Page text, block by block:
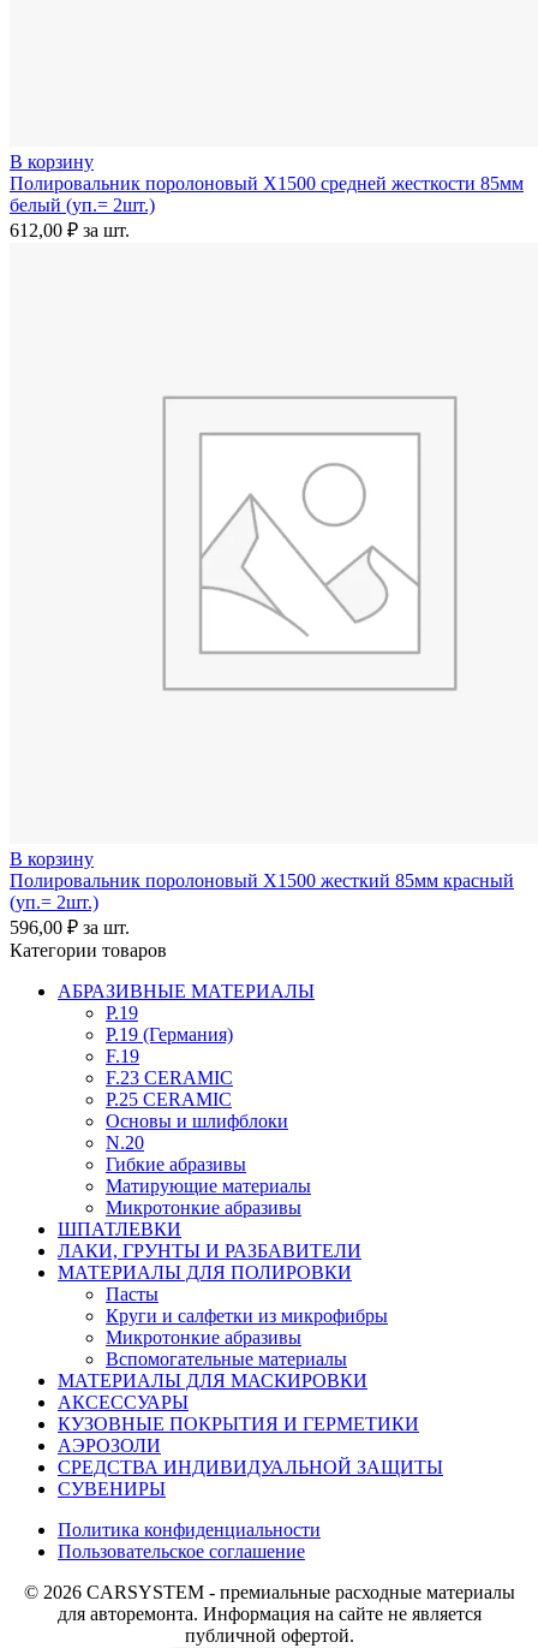
В корзину
Полировальник поролоновый X1500 средней жесткости 85мм
белый (уп.= 2шт.)
612,00 ₽ за шт.
В корзину
Полировальник поролоновый X1500 жесткий 85мм красный
(уп.= 2шт.)
596,00 ₽ за шт.
Категории товаров
АБРАЗИВНЫЕ МАТЕРИАЛЫ
P.19
P.19 (Германия)
F.19
F.23 CERAMIC
P.25 CERAMIC
Основы и шлифблоки
N.20
Гибкие абразивы
Матирующие материалы
Микротонкие абразивы
ШПАТЛЕВКИ
ЛАКИ, ГРУНТЫ И РАЗБАВИТЕЛИ
МАТЕРИАЛЫ ДЛЯ ПОЛИРОВКИ
Пасты
Круги и салфетки из микрофибры
Микротонкие абразивы
Вспомогательные материалы
МАТЕРИАЛЫ ДЛЯ МАСКИРОВКИ
АКСЕССУАРЫ
КУЗОВНЫЕ ПОКРЫТИЯ И ГЕРМЕТИКИ
АЭРОЗОЛИ
СРЕДСТВА ИНДИВИДУАЛЬНОЙ ЗАЩИТЫ
СУВЕНИРЫ
Политика конфиденциальности
Пользовательское соглашение
© 2026 CARSYSTEM - премиальные расходные материалы
для авторемонта. Информация на сайте не является
публичной офертой.